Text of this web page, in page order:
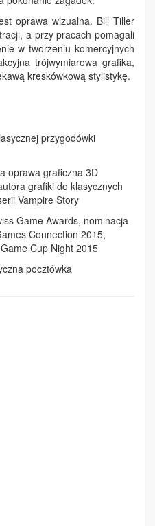
oprawa wizualna. Bill Tiller
a przy pracach pomagali
w tworzeniu komercyjnych
trójwymiarowa grafika,
kreskówkową stylistykę.
przygodówki
oprawa graficzna 3D
grafiki do klasycznych
Vampire Story
Game Awards, nominacja
Connection 2015,
Cup Night 2015
pocztówka